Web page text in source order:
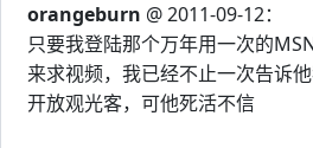
orangeburn @ 2011-09-12：
只要我登陆那个万年用一次的
来求视频，我已经不止一次告诉
开放观光客，可他死活不信